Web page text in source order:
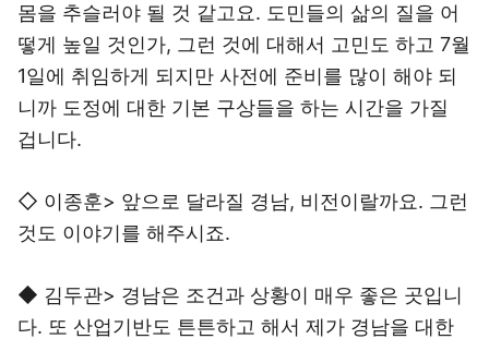
몸을 추슬러야 될 것 같고요. 도민들의 삶의 질을 어
떻게 높일 것인가, 그런 것에 대해서 고민도 하고 7월
1일에 취임하게 되지만 사전에 준비를 많이 해야 되
니까 도정에 대한 기본 구상들을 하는 시간을 가질
겁니다.
◇ 이종훈> 앞으로 달라질 경남, 비전이랄까요. 그런
것도 이야기를 해주시죠.
◆ 김두관> 경남은 조건과 상황이 매우 좋은 곳입니
다. 또 산업기반도 튼튼하고 해서 제가 경남을 대한